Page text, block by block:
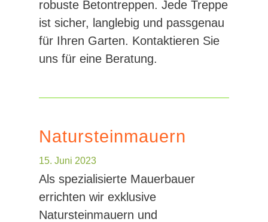
robuste Betontreppen. Jede Treppe
ist sicher, langlebig und passgenau
für Ihren Garten. Kontaktieren Sie
uns für eine Beratung.
Natursteinmauern
15. Juni 2023
Als spezialisierte Mauerbauer
errichten wir exklusive
Natursteinmauern und